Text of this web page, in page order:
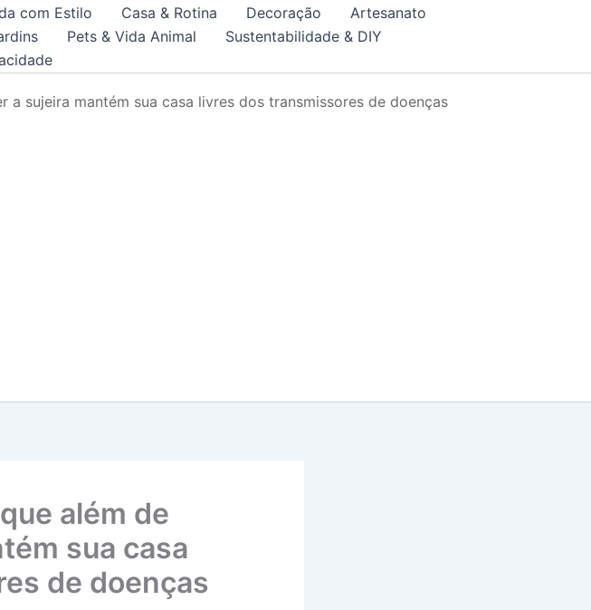
com Estilo Casa & Rotina Decoração
Artesanato
Pets & Vida Animal
Sustentabilidade & DIY
a sujeira mantém sua casa livres dos transmissores de doenças
além de
sua casa
de doenças